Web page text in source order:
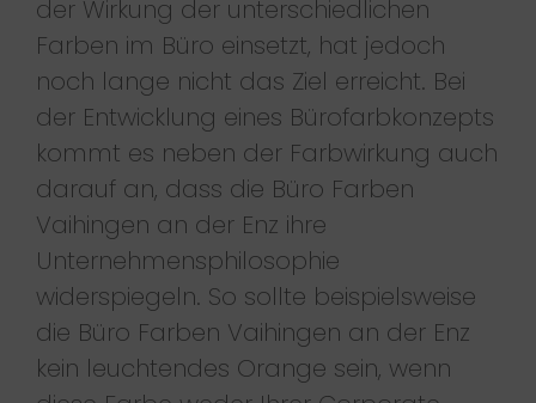
der Wirkung der unterschiedlichen
Farben im Büro einsetzt, hat jedoch
noch lange nicht das Ziel erreicht. Bei
der Entwicklung eines Bürofarbkonzepts
kommt es neben der Farbwirkung auch
darauf an, dass die Büro Farben
Vaihingen an der Enz ihre
Unternehmensphilosophie
widerspiegeln. So sollte beispielsweise
die Büro Farben Vaihingen an der Enz
kein leuchtendes Orange sein, wenn